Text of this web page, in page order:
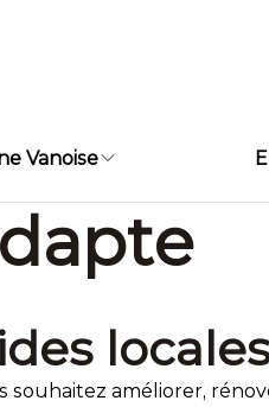
Vanoise
souhaitez améliorer,